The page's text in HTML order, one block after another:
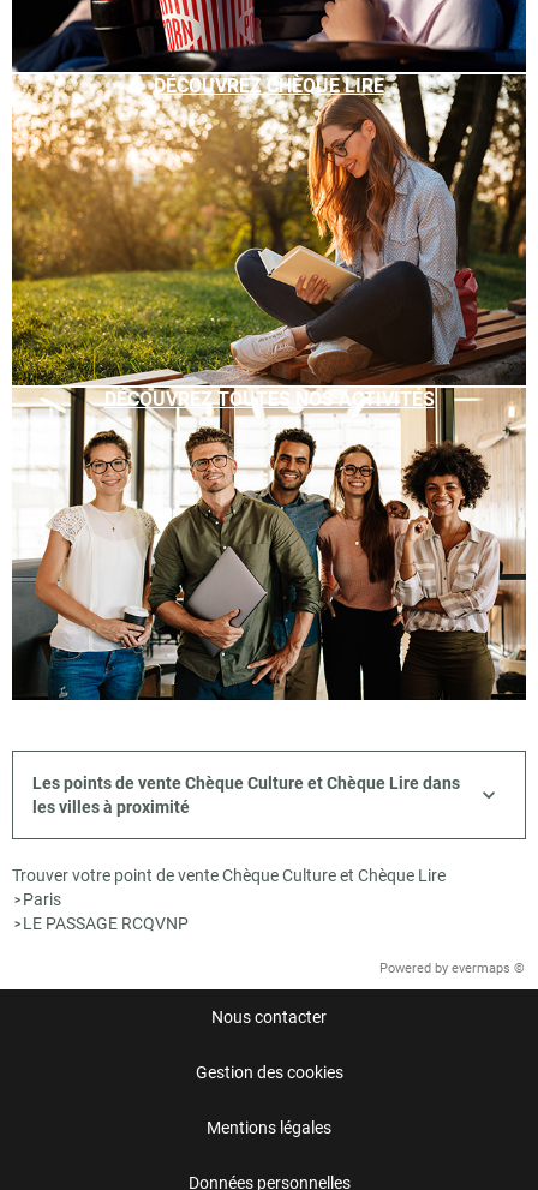
DÉCOUVREZ CHÈQUE LIRE
DÉCOUVREZ TOUTES NOS ACTIVITÉS
Les points de vente Chèque Culture et Chèque Lire dans
les villes à proximité
Trouver votre point de vente Chèque Culture et Chèque Lire
> Paris
> LE PASSAGE RCQVNP
Powered by evermaps ©
Nous contacter
Gestion des cookies
Mentions légales
Données personnelles